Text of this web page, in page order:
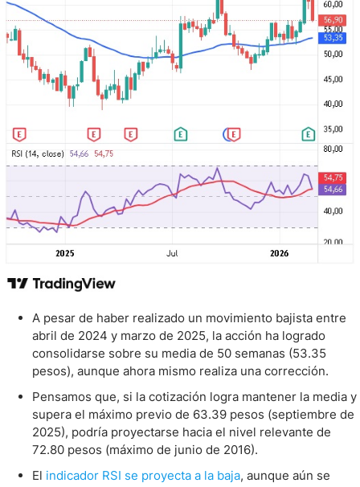
A pesar de haber realizado un movimiento bajista entre
abril de 2024 y marzo de 2025, la acción ha logrado
consolidarse sobre su media de 50 semanas (53.35
pesos), aunque ahora mismo realiza una corrección.
Pensamos que, si la cotización logra mantener la media y
supera el máximo previo de 63.39 pesos (septiembre de
2025), podría proyectarse hacia el nivel relevante de
72.80 pesos (máximo de junio de 2016).
El indicador RSI se proyecta a la baja, aunque aún se